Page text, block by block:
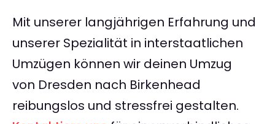
Mit unserer langjährigen Erfahrung und
unserer Spezialität in interstaatlichen
Umzügen können wir deinen Umzug
von Dresden nach Birkenhead
reibungslos und stressfrei gestalten.